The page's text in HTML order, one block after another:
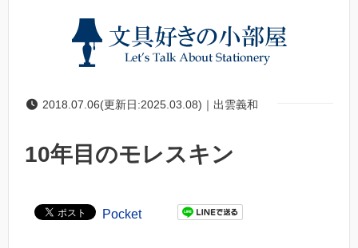
2018.07.06(更新日:2025.03.08)｜出雲義和
10年目のモレスキン
Pocket